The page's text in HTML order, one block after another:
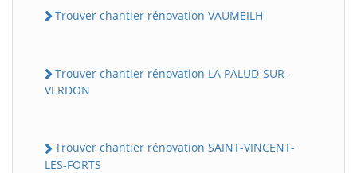
Trouver chantier rénovation VAUMEILH
Trouver chantier rénovation LA PALUD-SUR-
VERDON
Trouver chantier rénovation SAINT-VINCENT-
LES-FORTS